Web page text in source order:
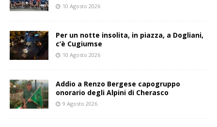
10 Agosto 2026
Per un notte insolita, in piazza, a Dogliani,
c’è Cugiumse
10 Agosto 2026
Addio a Renzo Bergese capogruppo
onorario degli Alpini di Cherasco
9 Agosto 2026